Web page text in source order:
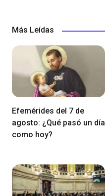
Más Leídas
Efemérides del 7 de
agosto: ¿Qué pasó un día
como hoy?